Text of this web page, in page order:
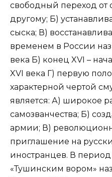
свободный переход от
другому; Б)
сыска; В)
временем в России
века Б) конец XVI –
XVI века Г) первую
характерной чертой
является: А) широкое
самозванчества; Б)
армии; В)
приглашение на
иностранцев. В
«Тушинским вором»